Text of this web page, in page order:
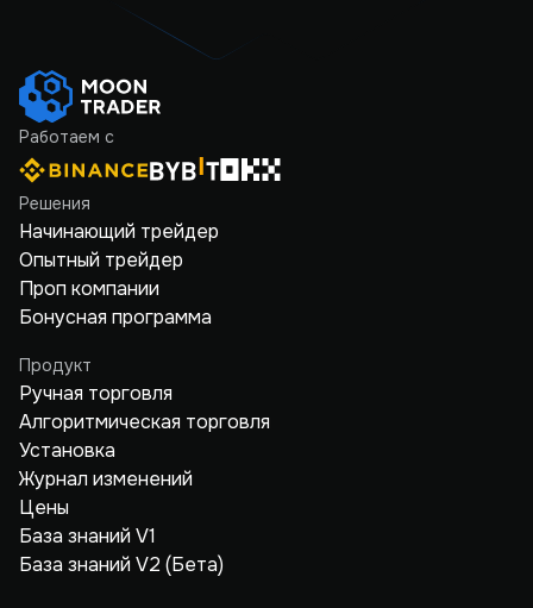
Работаем с
Решения
Начинающий трейдер
Опытный трейдер
Проп компании
Бонусная программа
Продукт
Ручная торговля
Алгоритмическая торговля
Установка
Журнал изменений
Цены
База знаний V1
База знаний V2 (Бета)